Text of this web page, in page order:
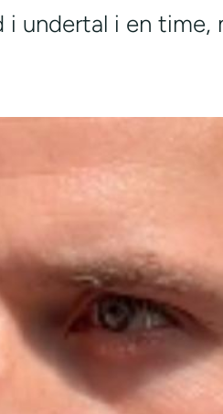
i undertal i en time,